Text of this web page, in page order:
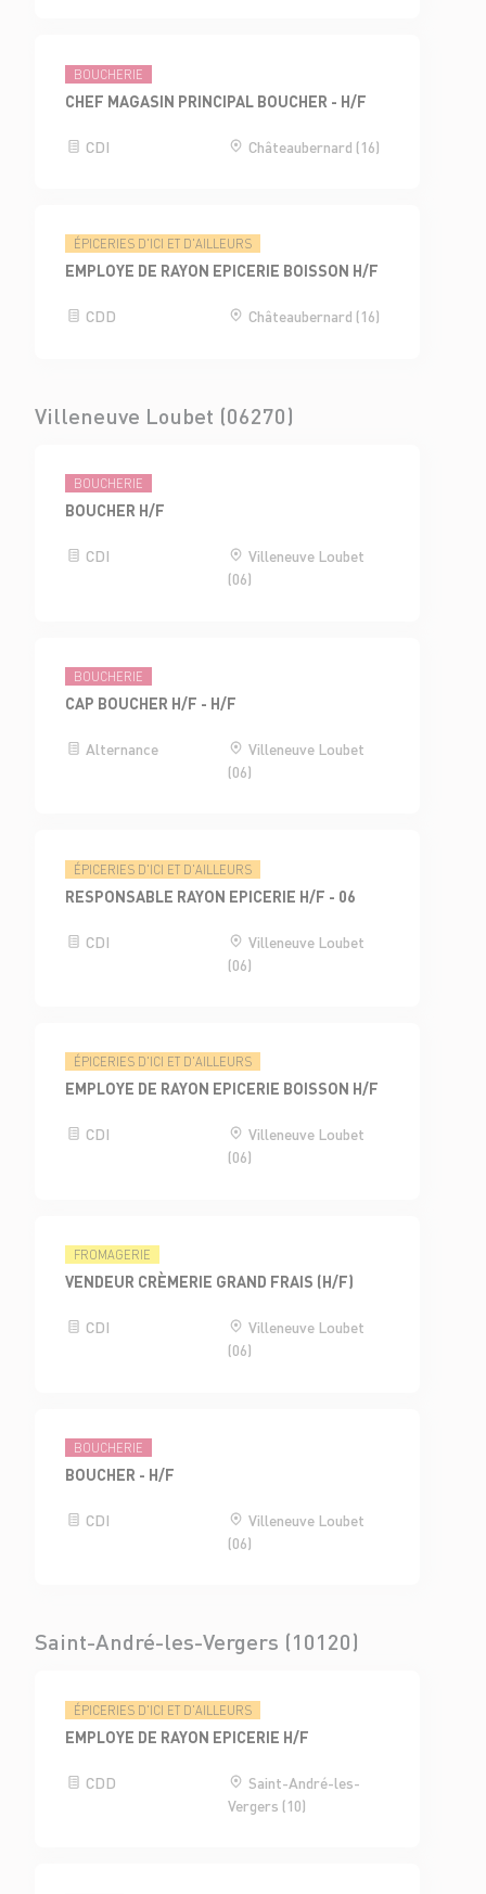
BOUCHERIE
CHEF MAGASIN PRINCIPAL BOUCHER - H/F
CDI Châteaubernard (16)
ÉPICERIES D'ICI ET D'AILLEURS
EMPLOYE DE RAYON EPICERIE BOISSON H/F
CDD Châteaubernard (16)
Villeneuve Loubet (06270)
BOUCHERIE
BOUCHER H/F
CDI
Villeneuve Loubet
(06)
BOUCHERIE
CAP BOUCHER H/F - H/F
Alternance
Villeneuve Loubet
(06)
ÉPICERIES D'ICI ET D'AILLEURS
RESPONSABLE RAYON EPICERIE H/F - 06
CDI
Villeneuve Loubet
(06)
ÉPICERIES D'ICI ET D'AILLEURS
EMPLOYE DE RAYON EPICERIE BOISSON H/F
CDI
Villeneuve Loubet
(06)
FROMAGERIE
VENDEUR CRÈMERIE GRAND FRAIS (H/F)
CDI
Villeneuve Loubet
(06)
BOUCHERIE
BOUCHER - H/F
CDI
Villeneuve Loubet
(06)
Saint-André-les-Vergers (10120)
ÉPICERIES D'ICI ET D'AILLEURS
EMPLOYE DE RAYON EPICERIE H/F
CDD
Saint-André-les-
Vergers (10)